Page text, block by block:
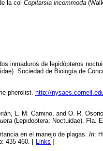
la col Copitarsia incommoda
inmaduros de lepidópteros
Sociedad de Biología de
pherolist. http://
L. M. Camino, and O. R.
(Lepidoptera: Noctuidae). Fla.
en el manejo de plagas. In:
435-460. [
Links ]